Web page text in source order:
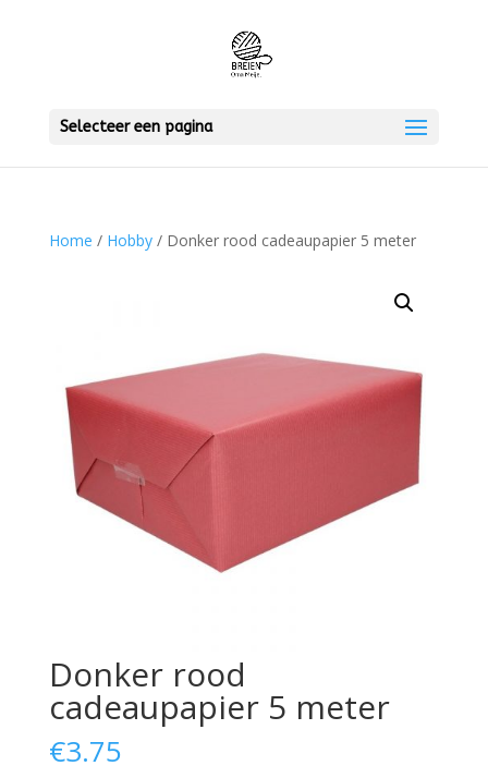
Selecteer een pagina
Home / Hobby/ Donker rood cadeaupapier 5 meter
Donker rood
cadeaupapier 5 meter
€3.75